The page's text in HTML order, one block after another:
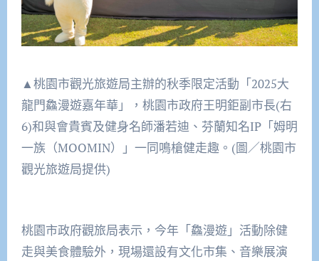
▲桃園市觀光旅遊局主辦的秋季限定活動「2025大
龍門鱻漫遊嘉年華」，桃園市政府王明鉅副市長(右
6)和與會貴賓及健身名師潘若迪、芬蘭知名IP「姆明
一族（MOOMIN）」一同鳴槍健走趣。(圖／桃園市
觀光旅遊局提供)
桃園市政府觀旅局表示，今年「鱻漫遊」活動除健
走與美食體驗外，現場還設有文化市集、音樂展演